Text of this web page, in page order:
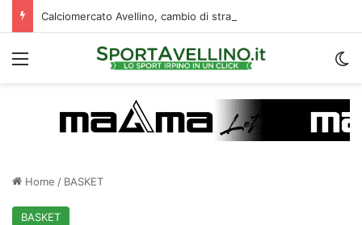
Menu
Home / BASKET
BASKET